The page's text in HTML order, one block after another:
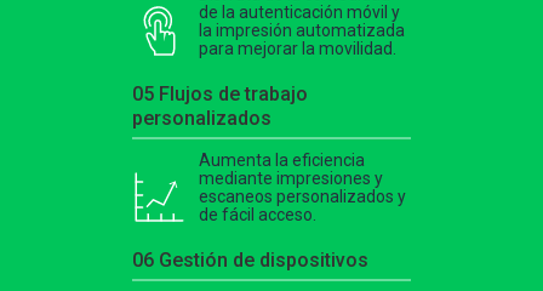
de la autenticación móvil y
la impresión automatizada
para mejorar la movilidad.
05 Flujos de trabajo
personalizados
Aumenta la eficiencia
mediante impresiones y
escaneos personalizados y
de fácil acceso.
06 Gestión de dispositivos